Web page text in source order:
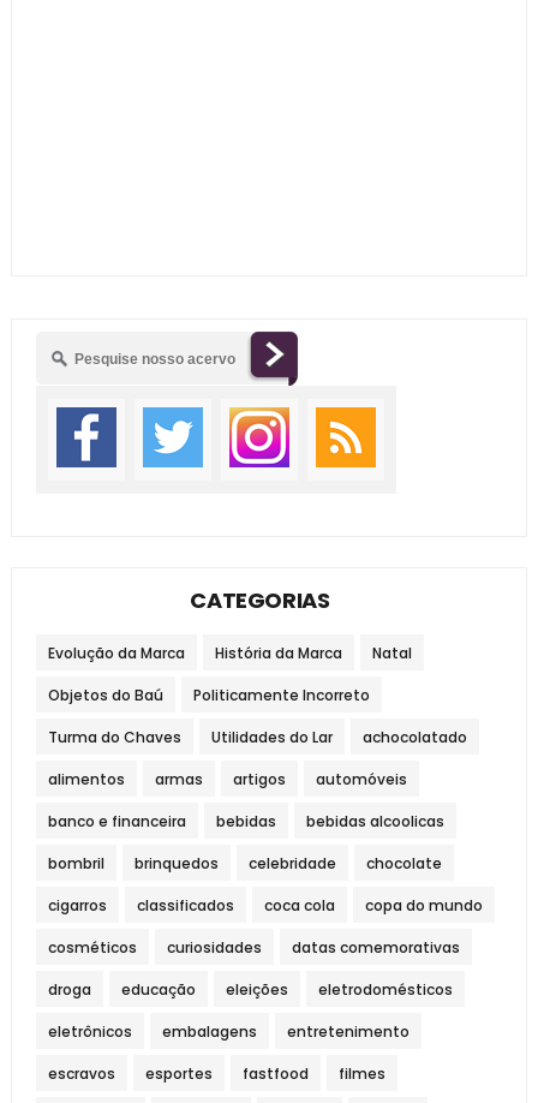
CATEGORIAS
Evolução da Marca História da Marca Natal
Objetos do Baú Politicamente Incorreto
Turma do Chaves Utilidades do Lar achocolatado
alimentos armas artigos automóveis
banco e financeira bebidas bebidas alcoolicas
bombril brinquedos celebridade chocolate
cigarros classificados coca cola copa do mundo
cosméticos curiosidades datas comemorativas
droga educação eleições eletrodomésticos
eletrônicos embalagens entretenimento
escravos esportes fastfood filmes